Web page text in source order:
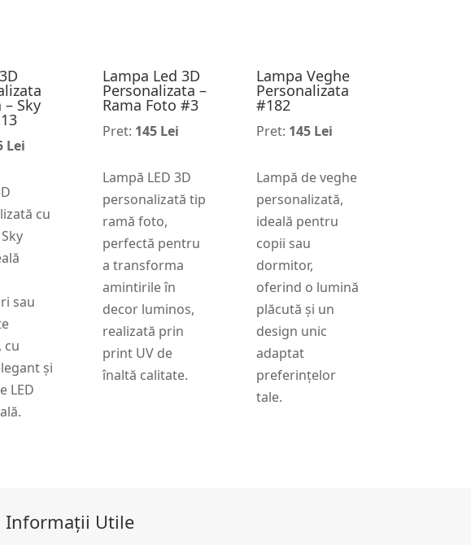
– Sky
Lei
cu
sau
cu
și
LED
Lampa Led 3D
Personalizata –
Rama Foto #3
Pret: 145 Lei
Lampă LED 3D
personalizată tip
ramă foto,
perfectă pentru
a transforma
amintirile în
decor luminos,
realizată prin
print UV de
înaltă calitate.
Lampa Veghe
Personalizata
#182
Pret: 145 Lei
Lampă de veghe
personalizată,
ideală pentru
copii sau
dormitor,
oferind o lumină
plăcută și un
design unic
adaptat
preferințelor
tale.
Informații Utile